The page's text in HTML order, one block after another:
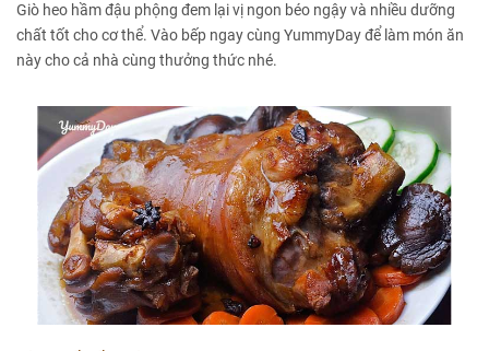
Giò heo hầm đậu phộng đem lại vị ngon béo ngậy và nhiều dưỡng
chất tốt cho cơ thể. Vào bếp ngay cùng YummyDay để làm món ăn
này cho cả nhà cùng thưởng thức nhé.